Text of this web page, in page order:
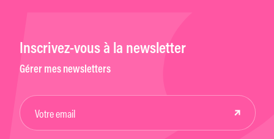
Inscrivez-vous à la newsletter
Gérer mes newsletters